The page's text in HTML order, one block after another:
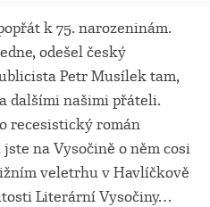
k 75. narozeninám.
odešel český
Petr Musílek tam,
dalšími našimi přáteli.
recesistický román
na Vysočině o něm cosi
veletrhu v Havlíčkově
Literární Vysočiny…